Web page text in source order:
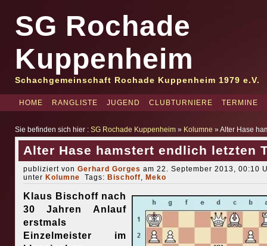
SG Rochade
Kuppenheim
Schachgemeinschaft Rochade Kuppenheim 1979 e.V.
HOME RANGLISTE JUGEND CLUBTURNIERE TERMINE
Sie befinden sich hier : SG Rochade Kuppenheim» Kolumne » Alter Hase
Alter Hase hamstert endlich letzten
publiziert von Gerhard Gorges am 22. September 2013, 00:10
unter Kolumne Tags: Bischoff, Meko
Klaus Bischoff nach
30 Jahren Anlauf
erstmals
Einzelmeister im